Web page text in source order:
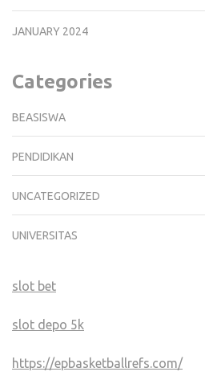
JANUARY 2024
Categories
BEASISWA
PENDIDIKAN
UNCATEGORIZED
UNIVERSITAS
slot bet
slot depo 5k
https://epbasketballrefs.com/